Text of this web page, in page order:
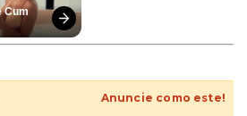
Anuncie como este!